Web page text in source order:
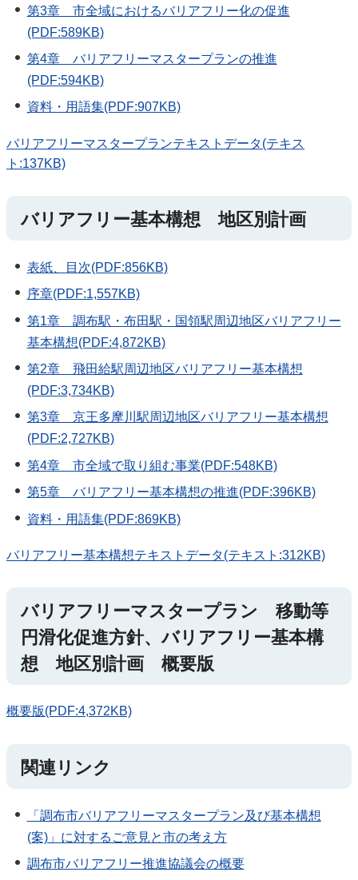
第3章 市全域におけるバリアフリー化の促進
(PDF:589KB)
第4章 バリアフリーマスタープランの推進
(PDF:594KB)
資料・用語集(PDF:907KB)
バリアフリーマスタープランテキストデータ(テキス
ト:137KB)
バリアフリー基本構想 地区別計画
表紙、目次(PDF:856KB)
序章(PDF:1,557KB)
第1章 調布駅・布田駅・国領駅周辺地区バリアフリー
基本構想(PDF:4,872KB)
第2章 飛田給駅周辺地区バリアフリー基本構想
(PDF:3,734KB)
第3章 京王多摩川駅周辺地区バリアフリー基本構想
(PDF:2,727KB)
第4章 市全域で取り組む事業(PDF:548KB)
第5章 バリアフリー基本構想の推進(PDF:396KB)
資料・用語集(PDF:869KB)
バリアフリー基本構想テキストデータ(テキスト:312KB)
バリアフリーマスタープラン 移動等
円滑化促進方針、バリアフリー基本構
想 地区別計画 概要版
概要版(PDF:4,372KB)
関連リンク
「調布市バリアフリーマスタープラン及び基本構想
(案)」に対するご意見と市の考え方
調布市バリアフリー推進協議会の概要